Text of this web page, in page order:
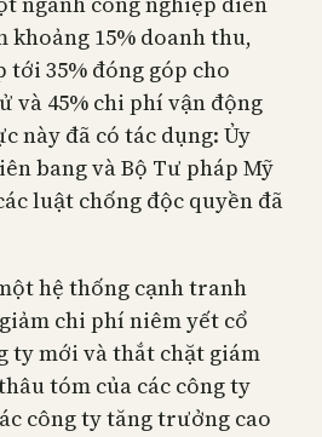
15% doanh thu,
tới 35% đóng góp cho
và 45% chi phí vận động
này đã có tác dụng: Ủy
bang và Bộ Tư pháp Mỹ
luật chống độc quyền đã
hệ thống cạnh tranh
chi phí niêm yết cổ
ty mới và thắt chặt giám
tóm của các công ty
công ty tăng trưởng cao